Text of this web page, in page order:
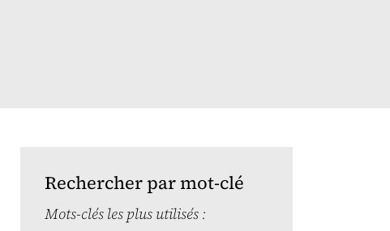
Rechercher par mot-clé
Mots-clés les plus utilisés :